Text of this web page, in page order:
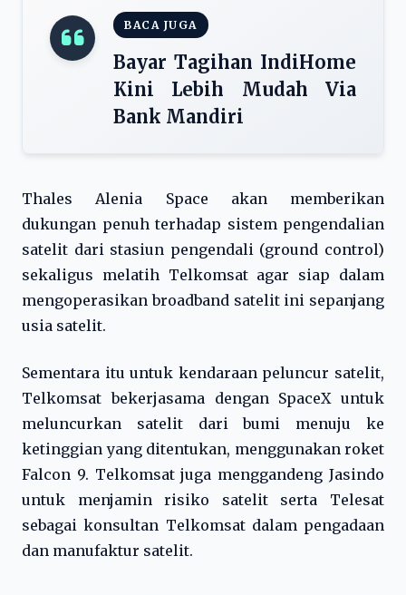
BACA JUGA
Bayar Tagihan IndiHome
Kini Lebih Mudah Via
Bank Mandiri
Thales Alenia Space akan memberikan
dukungan penuh terhadap sistem pengendalian
satelit dari stasiun pengendali (ground control)
sekaligus melatih Telkomsat agar siap dalam
mengoperasikan broadband satelit ini sepanjang
usia satelit.
Sementara itu untuk kendaraan peluncur satelit,
Telkomsat bekerjasama dengan SpaceX untuk
meluncurkan satelit dari bumi menuju ke
ketinggian yang ditentukan, menggunakan roket
Falcon 9. Telkomsat juga menggandeng Jasindo
untuk menjamin risiko satelit serta Telesat
sebagai konsultan Telkomsat dalam pengadaan
dan manufaktur satelit.